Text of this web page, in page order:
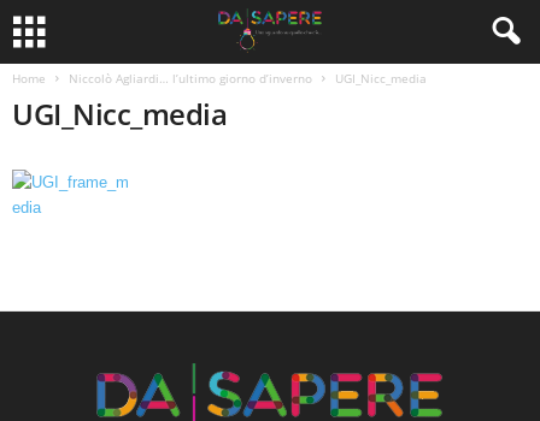
Home Niccolò Agliardi… l’ultimo giorno d’inverno UGI_Nicc_media
UGI_Nicc_media